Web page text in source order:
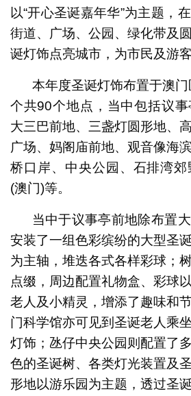
以“开心圣诞嘉年华”为主题，
街道、广场、公园、绿化带及
诞灯饰点亮城市，为市民及游
本年度圣诞灯饰布置于澳
个共90个地点，当中包括议事
大三巴前地、三盏灯圆形地、
广场、妈阁庙前地、观音像海
桥口岸、中央公园、石排湾
(澳门)等。
当中于议事亭前地除布置
安装了一组色彩缤纷的大型圣
为主轴，堆迭各式各样彩球；
点缀，周边配置礼物盒、彩球
老人及小精灵，增添了趣味和
门科学馆亦可见到圣诞老人乘
灯饰；氹仔中央公园则配置了
色的圣诞树、各类灯光装置及
形地以游乐园为主题，透过圣